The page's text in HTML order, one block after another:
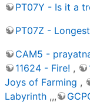
PT07Y - Is it a
PT07Z -
CAM5 -
11624 - Fire! ,
Joys of Farming ,
Labyrinth ,,,